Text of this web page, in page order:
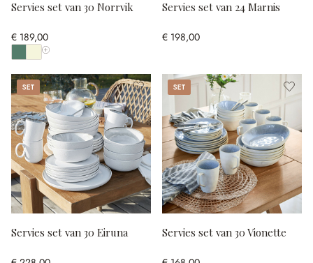
Servies set van 30 Norrvik
€ 189,00
Toon alle kleuren
Servies set van 24 Marnis
€ 198,00
Set
Servies set van 30 Eiruna
Set
Servies set van 30 Vionette